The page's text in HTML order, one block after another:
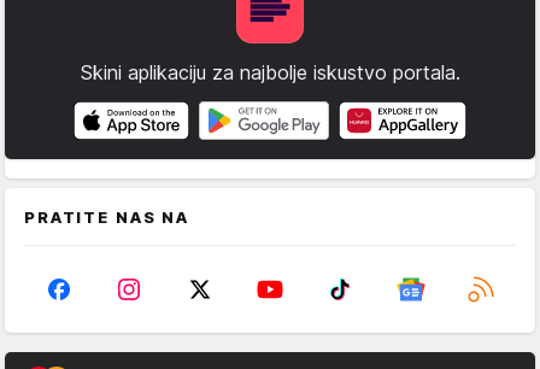
Skini aplikaciju za najbolje iskustvo portala.
PRATITE NAS NA